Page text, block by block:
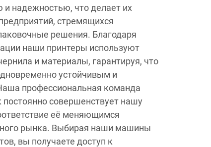
и надежностью, что делает их
стремящихся
решения. Благодаря
наши принтеры используют
и материалы, гарантируя, что
устойчивым и
профессиональная команда
постоянно совершенствует нашу
её меняющимся
рынка. Выбирая наши машины
вы получаете доступ к